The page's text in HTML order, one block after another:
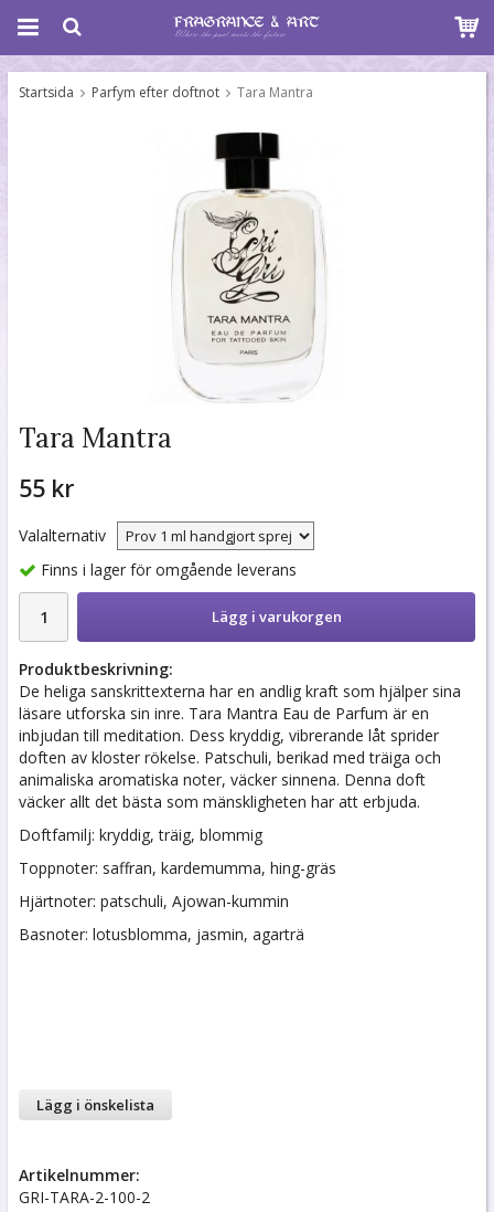
Startsida Parfym efter doftnot Tara Mantra
Tara Mantra
55 kr
Valalternativ
Finns i lager för omgående leverans
Lägg i varukorgen
Produktbeskrivning:
De heliga sanskrittexterna har en andlig kraft som hjälper sina
läsare utforska sin inre. Tara Mantra Eau de Parfum är en
inbjudan till meditation. Dess kryddig, vibrerande låt sprider
doften av kloster rökelse. Patschuli, berikad med träiga och
animaliska aromatiska noter, väcker sinnena. Denna doft
väcker allt det bästa som mänskligheten har att erbjuda.
Doftfamilj: kryddig, träig, blommig
Toppnoter: saffran, kardemumma, hing-gräs
Hjärtnoter: patschuli, Ajowan-kummin
Basnoter: lotusblomma, jasmin, agarträ
Lägg i önskelista
Artikelnummer:
GRI-TARA-2-100-2